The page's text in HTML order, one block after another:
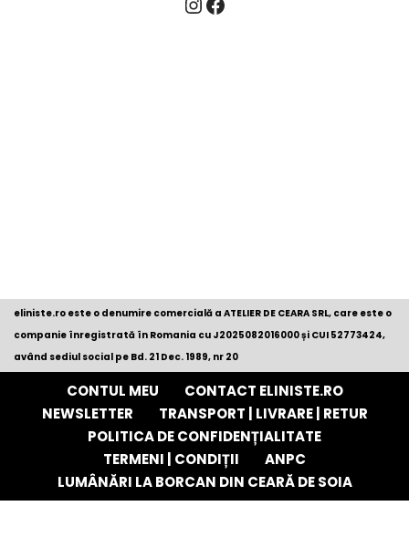
eliniste.ro este o denumire comercială a ATELIER DE CEARA SRL, care este o
companie înregistrată în Romania cu J2025082016000și CUI 52773424,
având sediul social pe Bd. 21 Dec. 1989, nr 20
CONTUL MEU
CONTACT ELINISTE.RO
NEWSLETTER
TRANSPORT | LIVRARE | RETUR
POLITICA DE CONFIDENȚIALITATE
TERMENI | CONDIȚII
ANPC
LUMÂNĂRI LA BORCAN DIN CEARĂ DE SOIA